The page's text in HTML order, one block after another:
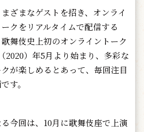
ざまなゲストを招き、オンライ
クをリアルタイムで配信する
歌舞伎史上初のオンライントーク
2020）年5月より始まり、多彩な
が楽しめるとあって、毎回注目
す。
今回は、10月に歌舞伎座で上演